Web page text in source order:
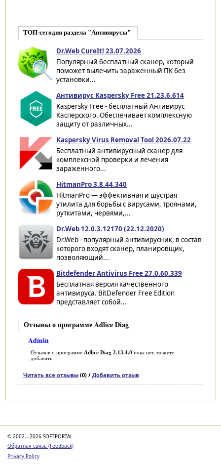
ТОП-сегодня раздела "Антивирусы"
Dr.Web CureIt! 23.07.2026
Популярный бесплатный сканер, который
поможет вылечить зараженный ПК без
установки...
Антивирус Kaspersky Free 21.23.6.614
Kaspersky Free - бесплатный Антивирус
Касперского. Обеспечивает комплексную
защиту от различных...
Kaspersky Virus Removal Tool 2026.07.22
Бесплатный антивирусный сканер для
комплексной проверки и лечения
зараженного...
HitmanPro 3.8.44.340
HitmanPro — эффективная и шустрая
утилита для борьбы с вирусами, троянами,
руткитами, червями,...
Dr.Web 12.0.3.12170 (22.12.2020)
Dr.Web - популярный антивирусник, в состав
которого входят сканер, планировщик,
позволяющий...
Bitdefender Antivirus Free 27.0.60.339
Бесплатная версия качественного
антивируса. BitDefender Free Edition
представляет собой...
Отзывы о программе Adlice Diag
Admin
Отзывов о программе Adlice Diag 2.13.4.0 пока нет, можете
добавить...
Читать все отзывы(0) / Добавить отзыв
© 2002—2026 SOFTPORTAL
Обратная связь (Feedback)
Privacy Policy